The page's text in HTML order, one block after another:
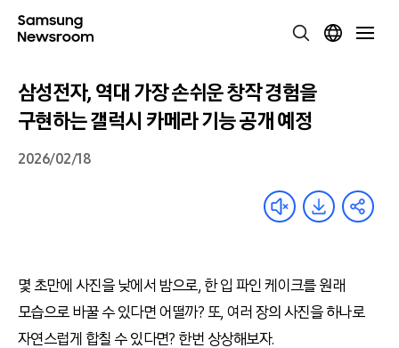
삼성전자, 역대 가장 손쉬운 창작 경험을
구현하는 갤럭시 카메라 기능 공개 예정
2026/02/18
몇 초만에 사진을 낮에서 밤으로, 한 입 파인 케이크를 원래
모습으로 바꿀 수 있다면 어떨까? 또, 여러 장의 사진을 하나로
자연스럽게 합칠 수 있다면? 한번 상상해보자.